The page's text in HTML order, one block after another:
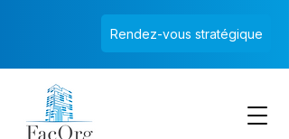
Rendez-vous stratégique